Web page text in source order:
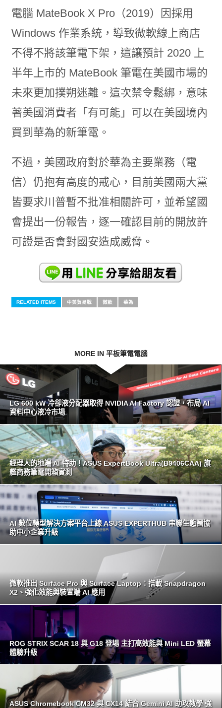
電腦 MateBook X Pro（2019）因採用
Windows 作業系統，導致微軟線上商店
不得不將該筆電下架，這讓預計 2020 上
半年上市的 MateBook 筆電在美國市場的
未來更加撲朔迷離。這次禁令鬆綁，意味
著美國消費者「有可能」可以在美國境內
買到華為的新筆電。
不過，美國政府對於華為主要業務（電
信）仍抱有高度的戒心，目前美國兩大黨
皆要求川普暫不批准相關許可，並希望國
會提出一份報告，逐一確認目前的開放許
可證是否會對國安造成威脅。
RELATED ITEMS 中美貿易戰 微軟 華為
MORE IN 平板筆電電腦
LG 600 kW 冷卻液分配器取得 NVIDIA AI Factory 認證，布局 AI
資料中心液冷市場
經理人的地端 AI 特助！ASUS ExpertBook Ultra(B9406CAA) 旗
艦商務筆電開箱實測
AI 數位轉型解決方案平台上線 ASUS EXPERTHUB 串聯生態圈協
助中小企業升級
微軟推出 Surface Pro 與 Surface Laptop：搭載 Snapdragon
X2、強化效能與裝置端 AI 應用
ROG STRIX SCAR 18 與 G18 登場 主打高效能與 Mini LED 螢幕
體驗升級
ASUS Chromebook CM32 與 CX14 結合 Gemini AI 助攻教學 強